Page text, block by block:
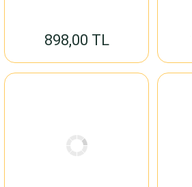
898,00 TL